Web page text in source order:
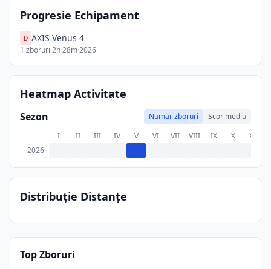
Progresie Echipament
D AXIS Venus 4
1 zboruri·2h 28m·2026
Heatmap Activitate
Sezon Număr zboruri
Scor mediu
I
II III IV V VI VII VIII IX X XI
2026
Distribuție Distanțe
Top Zboruri